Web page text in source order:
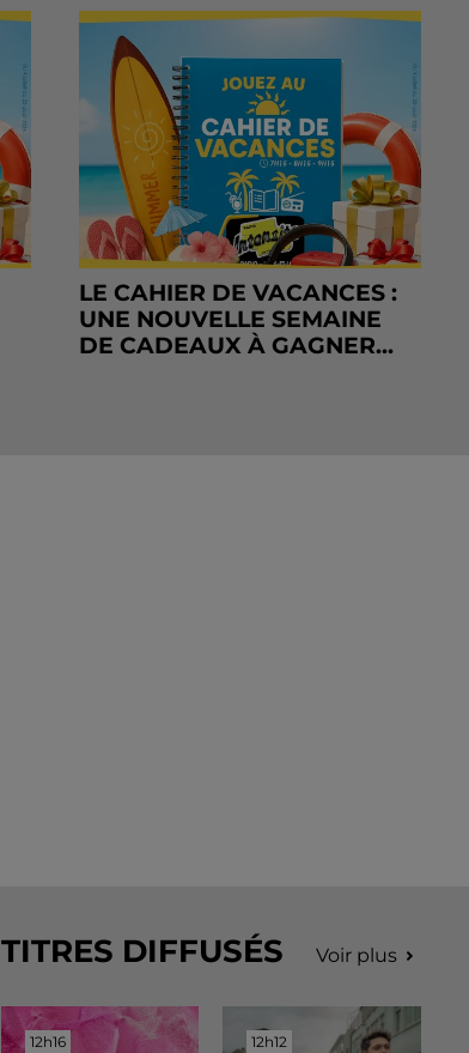
LE CAHIER DE VACANCES :
UNE NOUVELLE SEMAINE
DE CADEAUX À GAGNER...
TITRES DIFFUSÉS Voir plus
12h16
12h16 12h12
12h12